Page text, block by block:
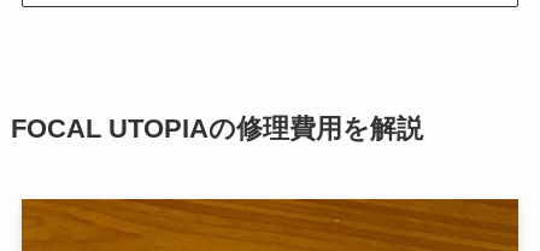
FOCAL UTOPIAの修理費用を解説